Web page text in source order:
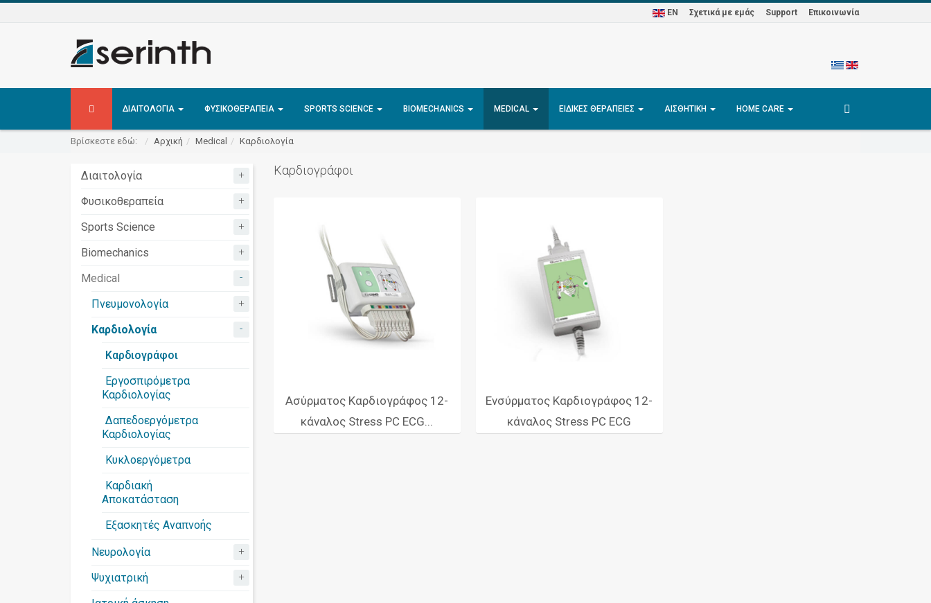
EN Σχετικά με εμάς Support Επικοινωνία
ΔΙΑΙΤΟΛΟΓΊΑ ΦΥΣΙΚΟΘΕΡΑΠΕΊΑ SPORTS SCIENCE BIOMECHANICS MEDICAL ΕΙΔΙΚΈΣ ΘΕΡΑΠΕΊΕΣ ΑΙΣΘΗΤΙΚΉ HOME CARE
Βρίσκεστε εδώ: Αρχική Medical Καρδιολογία
Διαιτολογία +
Φυσικοθεραπεία +
Sports Science +
Biomechanics +
Medical -
Πνευμονολογία +
Καρδιολογία -
Καρδιογράφοι
Εργοσπιρόμετρα
Καρδιολογίας
Δαπεδοεργόμετρα
Καρδιολογίας
Κυκλοεργόμετρα
Καρδιακή
Αποκατάσταση
Εξασκητές Αναπνοής
Νευρολογία +
Ψυχιατρική +
Καρδιογράφοι
Ασύρματος Καρδιογράφος 12-
κάναλος Stress PC ECG...
Ενσύρματος Καρδιογράφος 12-
κάναλος Stress PC ECG